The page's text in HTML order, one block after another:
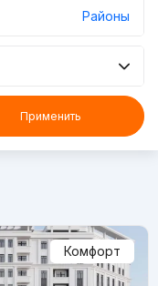
Районы
Применить
Комфорт